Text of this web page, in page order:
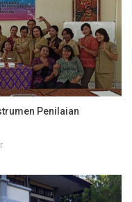
Penilaian